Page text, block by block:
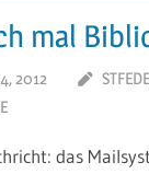
mal
2012
das